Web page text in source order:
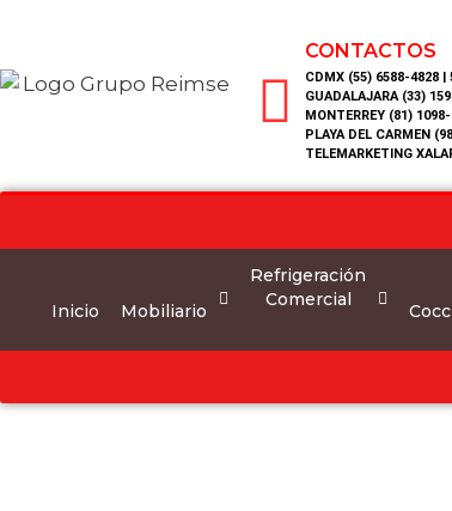
CONTACTOS
CDMX (55) 6588-4828 |
GUADALAJARA (33)
MONTERREY (81)
PLAYA DEL CARMEN
TELEMARKETING
Inicio Mobiliario
Refrigeración
Comercial